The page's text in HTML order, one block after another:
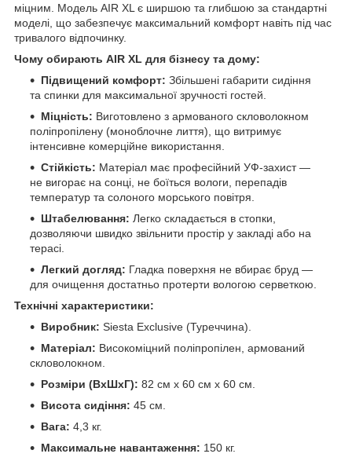
міцним. Модель AIR XL є ширшою та глибшою за стандартні
моделі, що забезпечує максимальний комфорт навіть під час
тривалого відпочинку.
Чому обирають AIR XL для бізнесу та дому:
Підвищений комфорт: Збільшені габарити сидіння
та спинки для максимальної зручності гостей.
Міцність: Виготовлено з армованого скловолокном
поліпропілену (моноблочне лиття), що витримує
інтенсивне комерційне використання.
Стійкість: Матеріал має професійний УФ-захист —
не вигорає на сонці, не боїться вологи, перепадів
температур та солоного морського повітря.
Штабелювання: Легко складається в стопки,
дозволяючи швидко звільнити простір у закладі або на
терасі.
Легкий догляд: Гладка поверхня не вбирає бруд —
для очищення достатньо протерти вологою серветкою.
Технічні характеристики:
Виробник: Siesta Exclusive (Туреччина).
Матеріал: Високоміцний поліпропілен, армований
скловолокном.
Розміри (ВхШхГ): 82 см х 60 см х 60 см.
Висота сидіння: 45 см.
Вага: 4,3 кг.
Максимальне навантаження: 150 кг.